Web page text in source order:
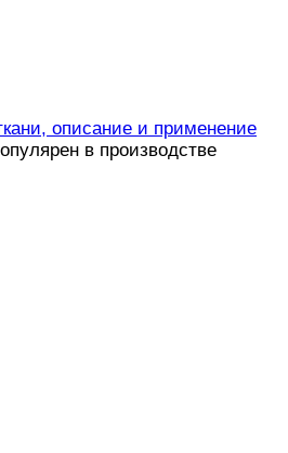
описание и применение
в производстве